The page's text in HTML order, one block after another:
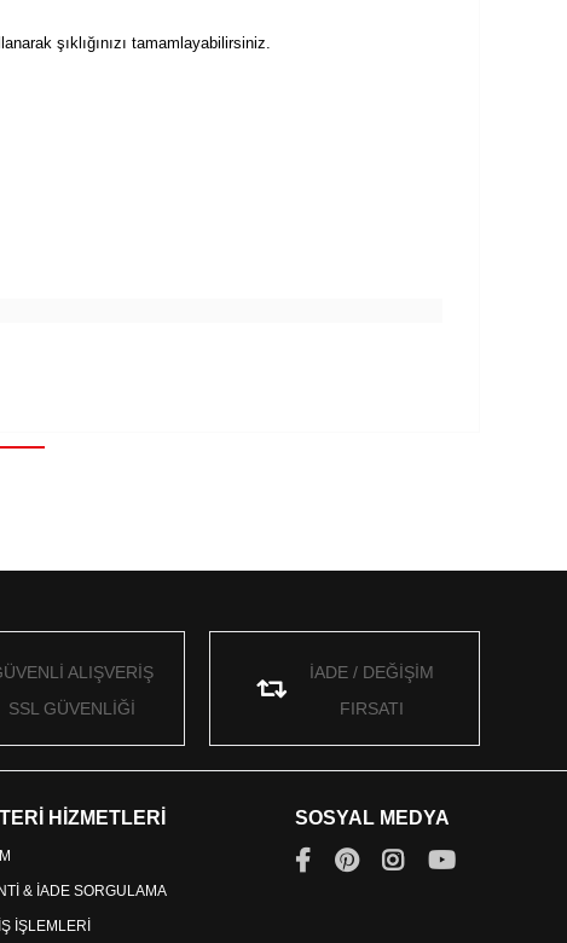
şıklığınızı tamamlayabilirsiniz.
ALIŞVERİŞ
SSL GÜVENLİĞİ
İADE / DEĞİŞİM
FIRSATI
HİZMETLERİ
& İADE SORGULAMA
İŞLEMLERİ
SOSYAL MEDYA